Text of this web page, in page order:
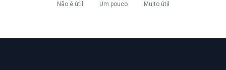
Não é útil Um pouco Muito útil